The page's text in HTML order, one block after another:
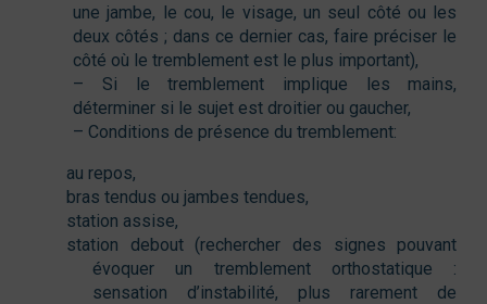
une jambe, le cou, le visage, un seul côté ou les
deux côtés ; dans ce dernier cas, faire préciser le
côté où le tremblement est le plus important),
– Si le tremblement implique les mains,
déterminer si le sujet est droitier ou gaucher,
– Conditions de présence du tremblement:
au repos,
bras tendus ou jambes tendues,
station assise,
station debout (rechercher des signes pouvant
évoquer un tremblement orthostatique :
sensation d’instabilité, plus rarement de